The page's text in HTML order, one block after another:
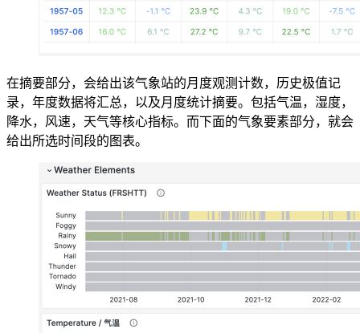
在摘要部分，会给出该气象站的月度观测计数，历史极值记
录，年度数据将汇总，以及月度统计摘要。包括气温，湿度，
降水，风速，天气等核心指标。而下面的气象要素部分，就会
给出所选时间段的图表。